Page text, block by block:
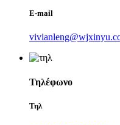
E-mail
Τηλέφωνο
Τηλ